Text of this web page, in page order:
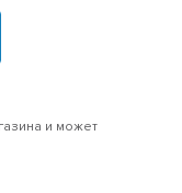
и может